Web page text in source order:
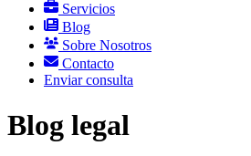
Servicios
Blog
Sobre Nosotros
Contacto
Enviar consulta
Blog legal